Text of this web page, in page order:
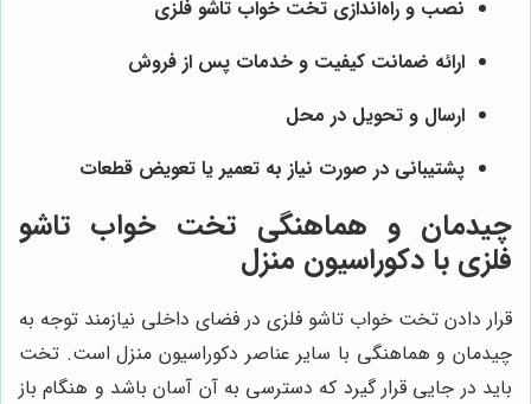
نصب و راه‌اندازی تخت خواب تاشو فلزی
ارائه ضمانت کیفیت و خدمات پس از فروش
ارسال و تحویل در محل
پشتیبانی در صورت نیاز به تعمیر یا تعویض قطعات
چیدمان و هماهنگی تخت خواب تاشو
فلزی با دکوراسیون منزل
قرار دادن تخت خواب تاشو فلزی در فضای داخلی نیازمند توجه به
چیدمان و هماهنگی با سایر عناصر دکوراسیون منزل است. تخت
باید در جایی قرار گیرد که دسترسی به آن آسان باشد و هنگام باز